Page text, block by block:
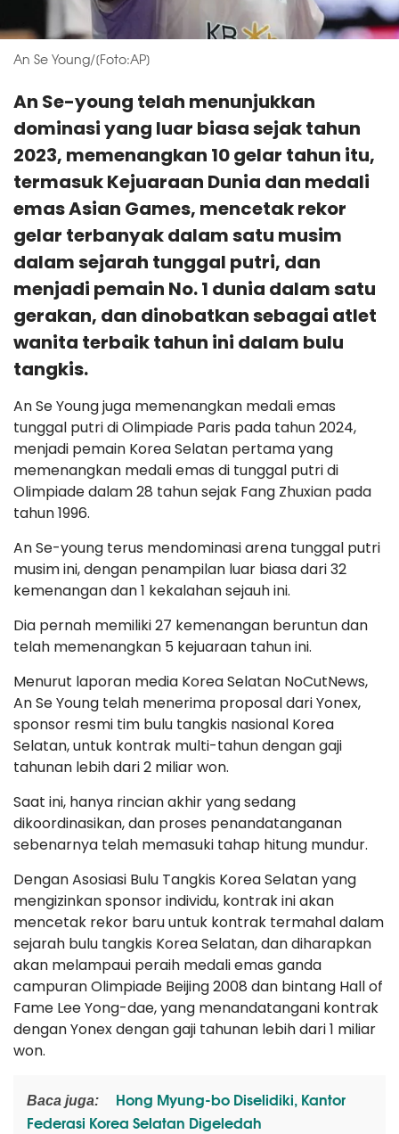
An Se Young/[Foto:AP]
An Se-young telah menunjukkan
dominasi yang luar biasa sejak tahun
2023, memenangkan 10 gelar tahun itu,
termasuk Kejuaraan Dunia dan medali
emas Asian Games, mencetak rekor
gelar terbanyak dalam satu musim
dalam sejarah tunggal putri, dan
menjadi pemain No. 1 dunia dalam satu
gerakan, dan dinobatkan sebagai atlet
wanita terbaik tahun ini dalam bulu
tangkis.
An Se Young juga memenangkan medali emas
tunggal putri di Olimpiade Paris pada tahun 2024,
menjadi pemain Korea Selatan pertama yang
memenangkan medali emas di tunggal putri di
Olimpiade dalam 28 tahun sejak Fang Zhuxian pada
tahun 1996.
An Se-young terus mendominasi arena tunggal putri
musim ini, dengan penampilan luar biasa dari 32
kemenangan dan 1 kekalahan sejauh ini.
Dia pernah memiliki 27 kemenangan beruntun dan
telah memenangkan 5 kejuaraan tahun ini.
Menurut laporan media Korea Selatan NoCutNews,
An Se Young telah menerima proposal dari Yonex,
sponsor resmi tim bulu tangkis nasional Korea
Selatan, untuk kontrak multi-tahun dengan gaji
tahunan lebih dari 2 miliar won.
Saat ini, hanya rincian akhir yang sedang
dikoordinasikan, dan proses penandatanganan
sebenarnya telah memasuki tahap hitung mundur.
Dengan Asosiasi Bulu Tangkis Korea Selatan yang
mengizinkan sponsor individu, kontrak ini akan
mencetak rekor baru untuk kontrak termahal dalam
sejarah bulu tangkis Korea Selatan, dan diharapkan
akan melampaui peraih medali emas ganda
campuran Olimpiade Beijing 2008 dan bintang Hall of
Fame Lee Yong-dae, yang menandatangani kontrak
dengan Yonex dengan gaji tahunan lebih dari 1 miliar
won.
Baca juga:
Hong Myung-bo Diselidiki, Kantor
Federasi Korea Selatan Digeledah